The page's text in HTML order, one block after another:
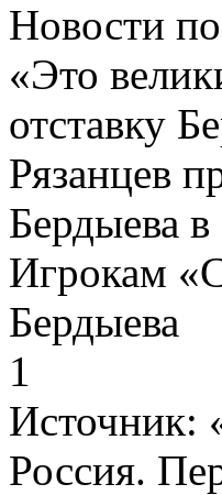
Новости
«Это
отставку
Рязанцев
Бердыева
Игрокам
Бердыева
1
Источник:
Россия.